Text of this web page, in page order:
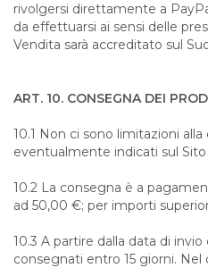
rivolgersi direttamente a
da effettuarsi ai sensi delle
Vendita sarà accreditato sul
ART. 10. CONSEGNA DEI
10.1 Non ci sono limitazioni
eventualmente indicati sul
10.2 La consegna è a
ad 50,00 €; per importi
10.3 A partire dalla data di
consegnati entro 15 giorni. Nel